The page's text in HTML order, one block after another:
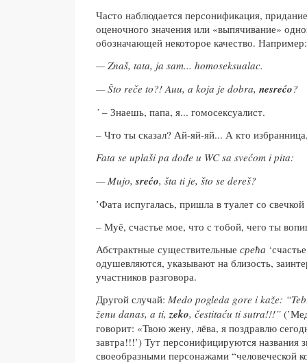
Часто наблюдается персонификация,
оценочного значения или «выпячивание»
обозначающей некоторое качество. Например:
— Znaš, tata, ja sam... homoseksualac.
— Što reče to?! Auu, a koja je dobra, nesrećo?
’ – Знаешь, папа, я... гомосексуалист.
– Что ты сказал? Ай-яй-яй... А кто
Fata se uplaši pa dođe u WC sa svećom i pita:
— Mujo, srećo, šta ti je, što se dereš?
’Фата испугалась, пришла в туалет со
– Муё, счастье мое, что с тобой, чего ты
Абстрактные существительные срећа
одушевляются, указывают на близость,
участников разговора.
Другой случай: Medo pogleda gore i kaže:
ženu danas, a ti, zeko, čestitaću ti sutra!!!”
говорит: «Твою жену, лёва, я поздравлю
завтра!!!’) Тут персонифицируются названия
своеобразными персонажами “человеческой